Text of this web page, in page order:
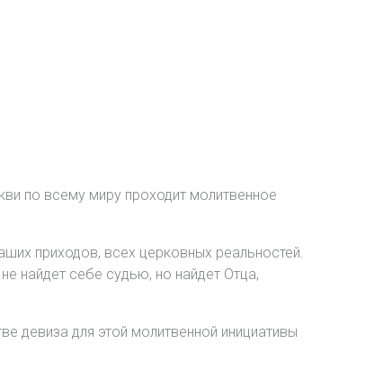
по всему миру проходит молитвенное
приходов, всех церковных реальностей.
найдет себе судью, но найдет Отца,
девиза для этой молитвенной инициативы